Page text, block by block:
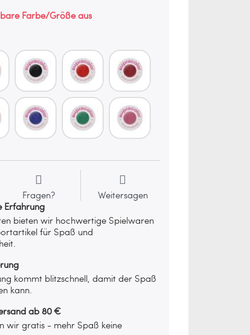
Farbe/Größe aus
Fragen?
Weitersagen
Erfahrung
bieten wir hochwertige Spielwaren
für Spaß und
kommt blitzschnell, damit der Spaß
kann.
ab 80 €
wir gratis - mehr Spaß keine